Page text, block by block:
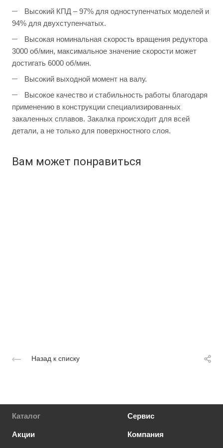
Высокий КПД – 97% для одноступенчатых моделей и
94% для двухступенчатых.
Высокая номинальная скорость вращения редуктора
3000 об/мин, максимальное значение скорости может
достигать 6000 об/мин.
Высокий выходной момент на валу.
Высокое качество и стабильность работы благодаря
применению в конструкции специализированных
закаленных сплавов. Закалка происходит для всей
детали, а не только для поверхностного слоя.
Вам может понравиться
Назад к списку
Каталог Сервис
Акции Компания